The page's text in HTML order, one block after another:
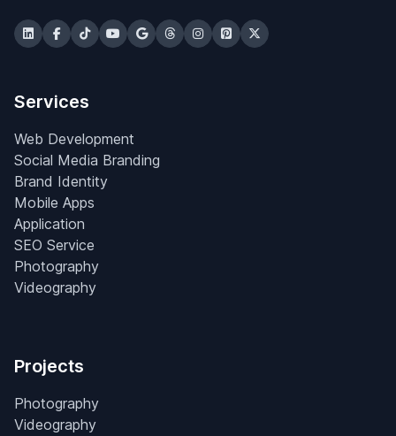
Services
Web Development
Social Media Branding
Brand Identity
Mobile Apps
Application
SEO Service
Photography
Videography
Projects
Photography
Videography